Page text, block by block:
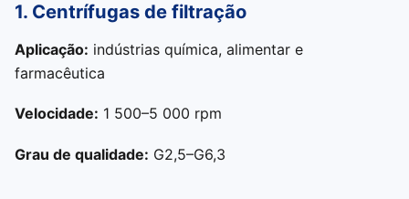
1. Centrífugas de filtração
Aplicação: indústrias química, alimentar e
farmacêutica
Velocidade: 1 500–5 000 rpm
Grau de qualidade: G2,5–G6,3